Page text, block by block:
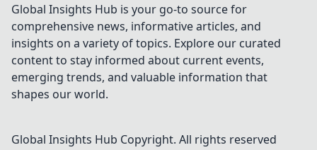
Verbessere deine
Skills und
dominiere das
Match!
Global Insights Hub is your go-to source for
comprehensive news, informative articles, and
insights on a variety of topics. Explore our curated
content to stay informed about current events,
emerging trends, and valuable information that
shapes our world.
Global Insights Hub Copyright. All rights reserved